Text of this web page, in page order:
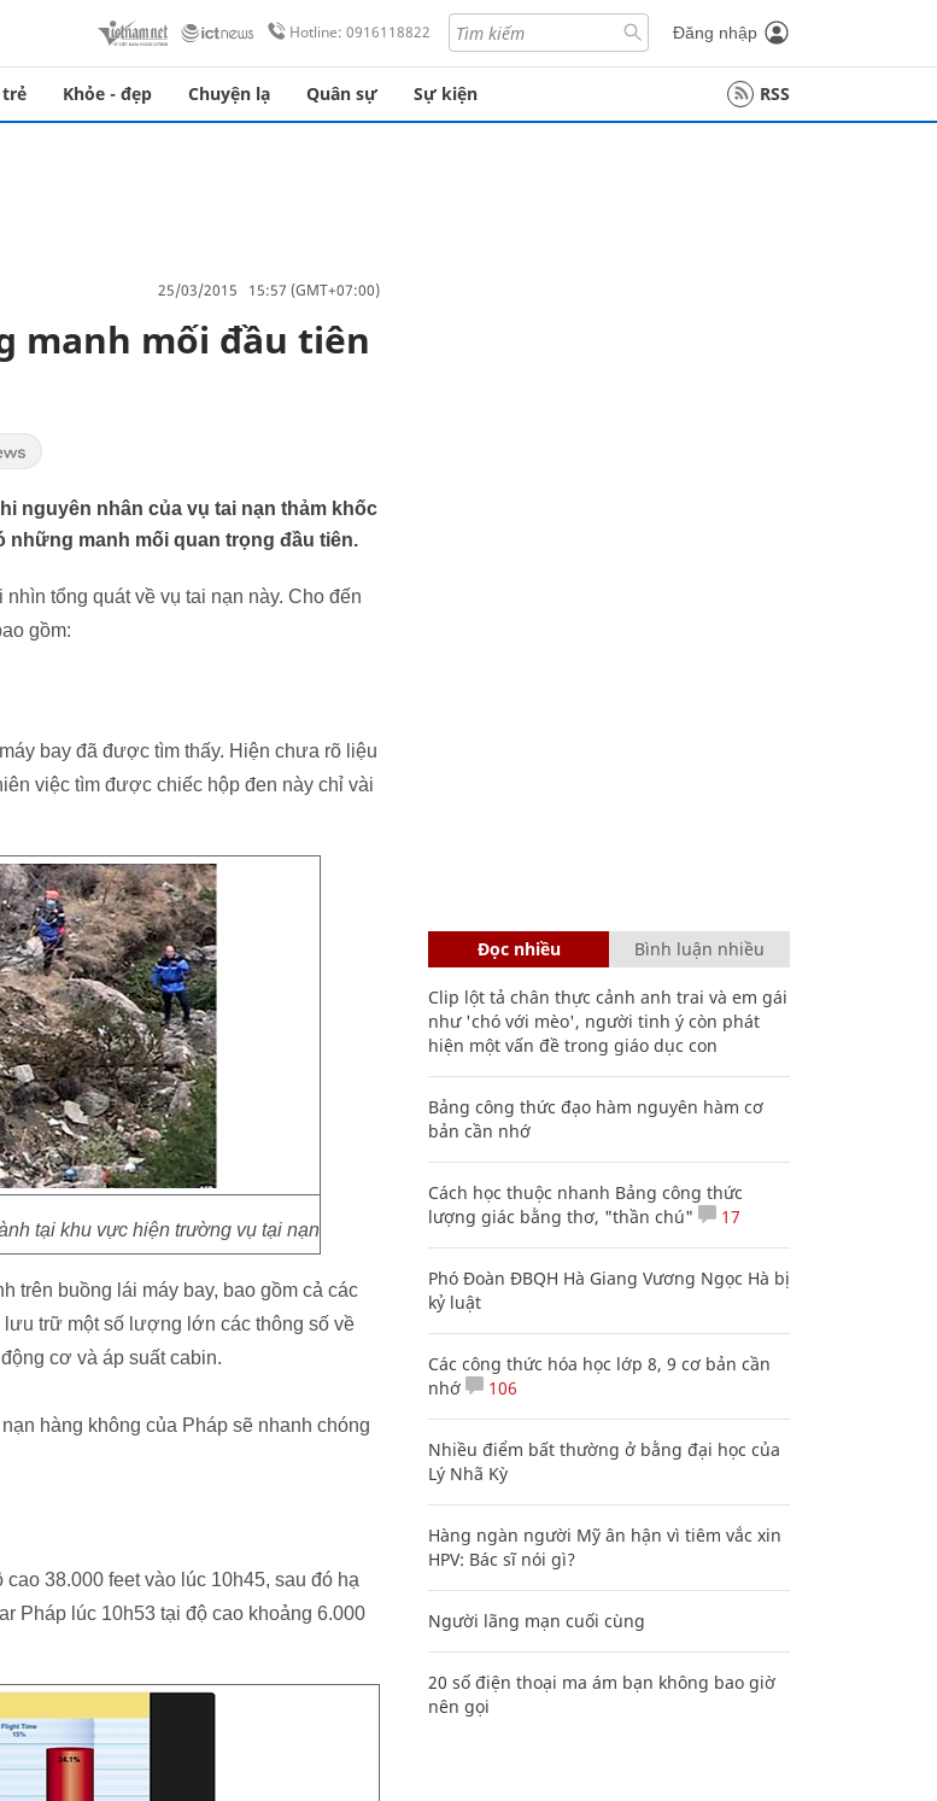
Hotline: 0916118822 Đăng nhập
Khỏe - đẹp Chuyện lạ Quân sự Sự kiện RSS
25/03/2015 15:57 (GMT+07:00)
manh mối đầu tiên
nguyên nhân của vụ tai nạn thảm khốc
những manh mối quan trọng đầu tiên.
tổng quát về vụ tai nạn này. Cho đến
gồm:
bay đã được tìm thấy. Hiện chưa rõ liệu
việc tìm được chiếc hộp đen này chỉ vài
tại khu vực hiện trường vụ tại nạn
trên buồng lái máy bay, bao gồm cả các
trữ một số lượng lớn các thông số về
cơ và áp suất cabin.
hàng không của Pháp sẽ nhanh chóng
38.000 feet vào lúc 10h45, sau đó hạ
Pháp lúc 10h53 tại độ cao khoảng 6.000
Đọc nhiều Bình luận nhiều
Clip lột tả chân thực cảnh anh trai và em gái
như 'chó với mèo', người tinh ý còn phát
hiện một vấn đề trong giáo dục con
Bảng công thức đạo hàm nguyên hàm cơ
bản cần nhớ
Cách học thuộc nhanh Bảng công thức
lượng giác bằng thơ, "thần chú"
17
Phó Đoàn ĐBQH Hà Giang Vương Ngọc Hà bị
kỷ luật
Các công thức hóa học lớp 8, 9 cơ bản cần
nhớ
106
Nhiều điểm bất thường ở bằng đại học của
Lý Nhã Kỳ
Hàng ngàn người Mỹ ân hận vì tiêm vắc xin
HPV: Bác sĩ nói gì?
Người lãng mạn cuối cùng
20 số điện thoại ma ám bạn không bao giờ
nên gọi